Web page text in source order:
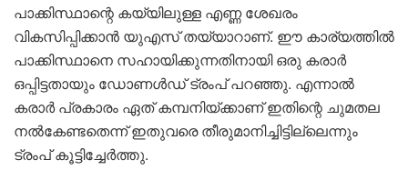
പാക്കിസ്ഥാന്റെ കയ്യിലുള്ള എണ്ണ ശേഖരം
വികസിപ്പിക്കാൻ യുഎസ് തയ്യാറാണ്. ഈ കാര്യത്തിൽ
പാക്കിസ്ഥാനെ സഹായിക്കുന്നതിനായി ഒരു കരാർ
ഒപ്പിട്ടതായും ഡോണൾഡ് ട്രംപ് പറഞ്ഞു. എന്നാൽ
കരാർ പ്രകാരം ഏത് കമ്പനിയ്ക്കാണ് ഇതിന്റെ ചുമതല
നൽകേണ്ടതെന്ന് ഇതുവരെ തീരുമാനിച്ചിട്ടില്ലെന്നും
ട്രംപ് കൂട്ടിച്ചേർത്തു.